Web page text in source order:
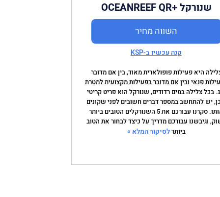
שנורקל +OCEANREEF QR
השווה מחיר
קנה עכשיו ב-KSP
היא פעילות פופולארית מאוד, בין אם מדובר
פנאי ובין אם מדובר בפעילות מקצועית למטרת
בכל צלילה במים רדודים, שנורקל הוא פריט קריטי
יש להתחשב במספר דברים חשובים לפני שקונים
אותו. סקרנו עבורכם את 5 השנורקלים הטובים ביותר
וגיבשנו עבורכם מדריך על כיצד לבחור את הטוב
ביותרלסיקור המלא »